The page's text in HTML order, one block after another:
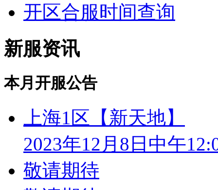
开区合服时间查询
新服资讯
本月开服公告
上海1区【新天地】
2023年12月8日中午
敬请期待